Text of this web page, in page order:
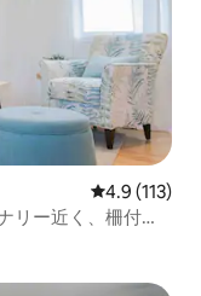
レビュー113
4.9 (113)
リー近く、柵付き